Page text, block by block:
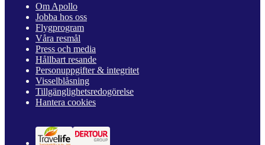
Om Apollo
Jobba hos oss
Flygprogram
Våra resmål
Press och media
Hållbart resande
Personuppgifter & integritet
Visselblåsning
Tillgänglighetsredogörelse
Hantera cookies